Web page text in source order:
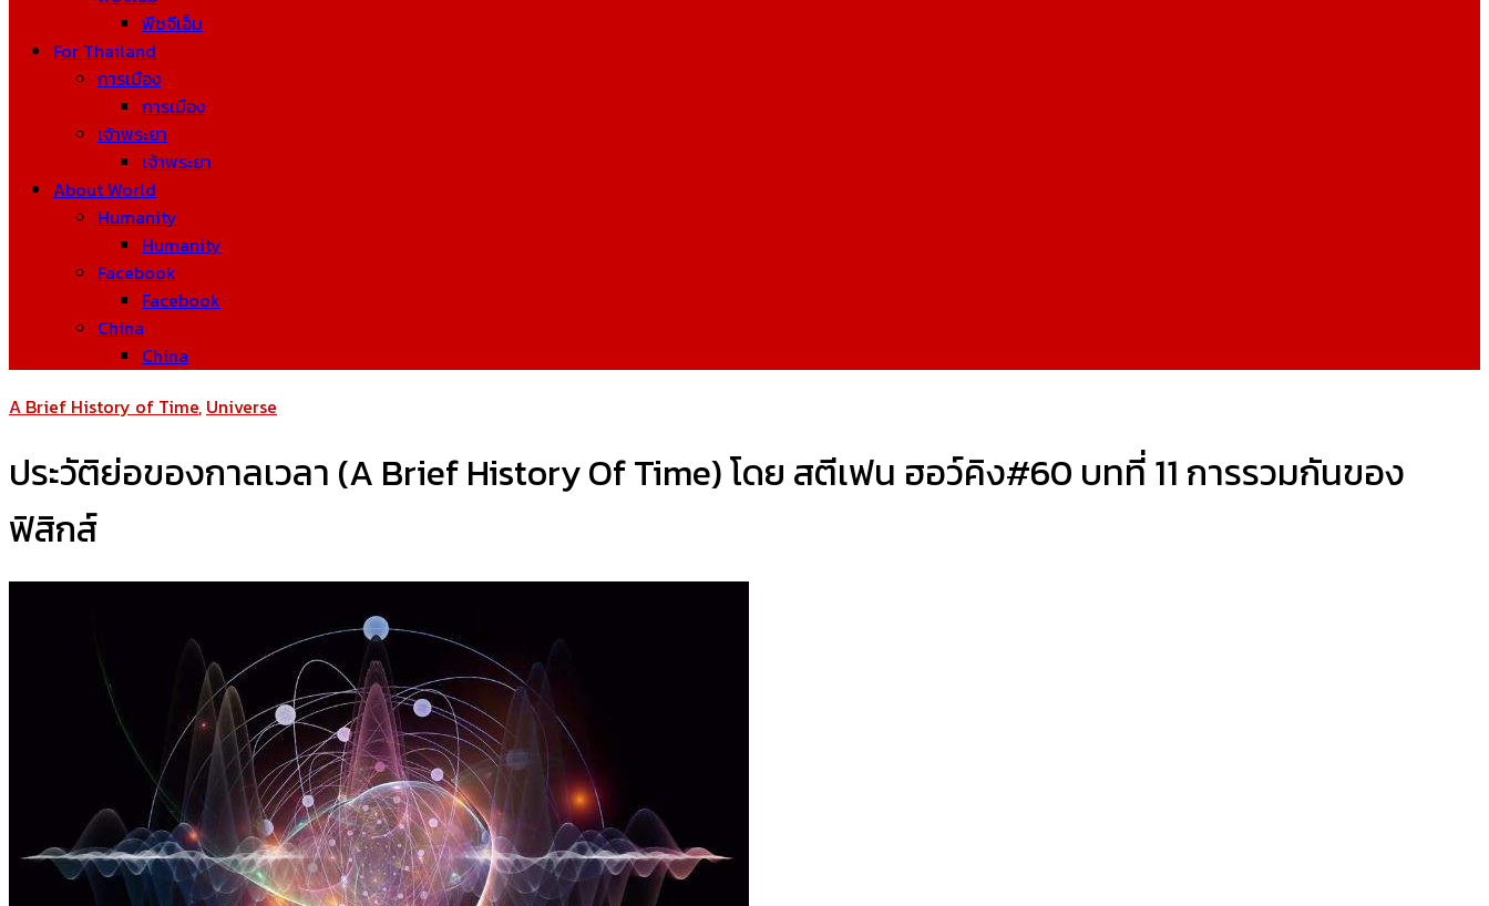
พืชจีเอ็ม
For Thailand
การเมือง
การเมือง
เจ้าพระยา
เจ้าพระยา
About World
Humanity
Humanity
Facebook
Facebook
China
China
A Brief History of Time, Universe
ประวัติย่อของกาลเวลา (A Brief History Of Time) โดย สตีเฟน ฮอว์คิง#60 บทที่ 11 การรวมกันของ
ฟิสิกส์